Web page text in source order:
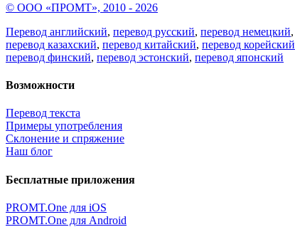
© ООО «ПРОМТ», 2010 - 2026
Перевод английский, перевод русский, перевод немецкий,
перевод казахский, перевод китайский, перевод корейский
перевод финский, перевод эстонский, перевод японский
Возможности
Перевод текста
Примеры употребления
Склонение и спряжение
Наш блог
Бесплатные приложения
PROMT.One для iOS
PROMT.One для Android